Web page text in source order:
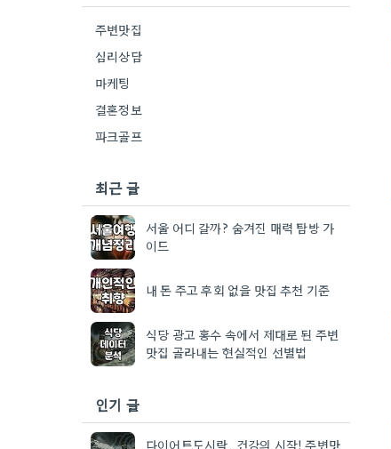
주변맛집
심리상담
마케팅
결혼정보
파크골프
최근 글
서울 어디 갈까? 숨겨진 매력 탐방 가
이드
내 돈 주고 후회 없을 맛집 추천 기준
식당 광고 홍수 속에서 제대로 된 주변
맛집 골라내는 현실적인 선별법
인기 글
다이어트도시락, 건강의 시작! 주변맛